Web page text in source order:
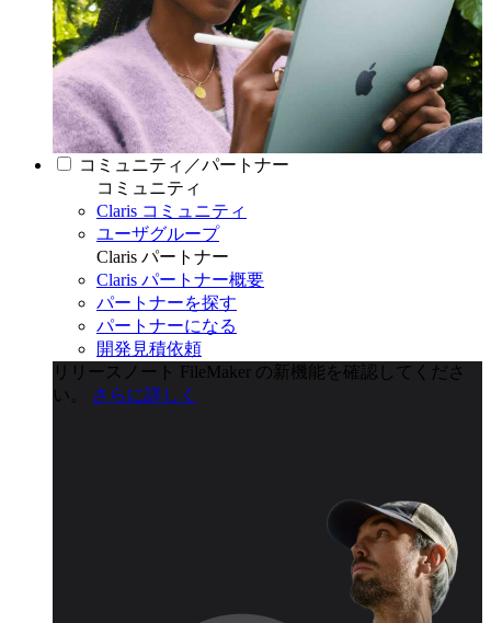
コミュニティ／パートナー
コミュニティ
Claris コミュニティ
ユーザグループ
Claris パートナー
Claris パートナー概要
パートナーを探す
パートナーになる
開発見積依頼
リリースノート
FileMaker の新機能を確認してくださ
い。
さらに詳しく